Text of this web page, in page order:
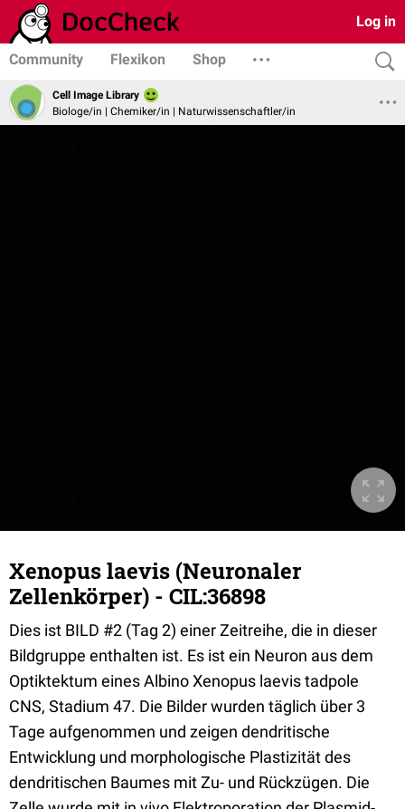
Log in
Community Flexikon Shop
Cell Image Library
Biologe/in | Chemiker/in | Naturwissenschaftler/in
Xenopus laevis (Neuronaler
Zellenkörper) - CIL:36898
Dies ist BILD #2 (Tag 2) einer Zeitreihe, die in dieser
Bildgruppe enthalten ist. Es ist ein Neuron aus dem
Optiktektum eines Albino Xenopus laevis tadpole
CNS, Stadium 47. Die Bilder wurden täglich über 3
Tage aufgenommen und zeigen dendritische
Entwicklung und morphologische Plastizität des
dendritischen Baumes mit Zu- und Rückzügen. Die